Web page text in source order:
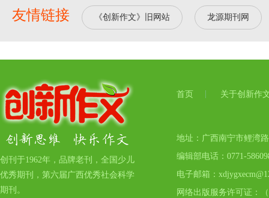
友情链接 《创新作文》旧网站 龙源期刊网
创刊于1962年，品牌老刊，全国少儿
优秀期刊，第六届广西优秀社会科学
期刊。
首页 关于创新作
地址：广西南宁市鲤湾
编辑部电话：0771-
电子邮箱：
网络出版服务许可证：